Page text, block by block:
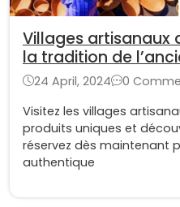
Villages artisanaux
la tradition de
24 April, 2024
0
Visitez les villages
produits uniques et
réservez dès maintenant
authentique